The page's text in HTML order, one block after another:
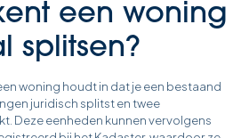
een woning
splitsen?
woning houdt in dat je een bestaand
juridisch splitst en twee
Deze eenheden kunnen vervolgens